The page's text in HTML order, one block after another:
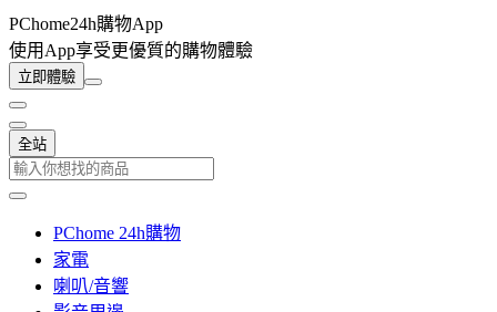
PChome24h購物App
使用App享受更優質的購物體驗
立即體驗
全站
PChome 24h購物
家電
喇叭/音響